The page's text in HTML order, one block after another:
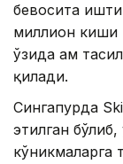
бевосита
миллион киши
ўзида ҳам
қилади.
Сингапурда
этилган
кўникмаларга